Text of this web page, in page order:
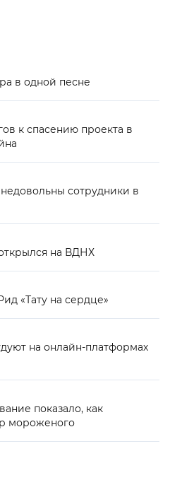
в одной песне
к спасению проекта в
сотрудники в
на ВДНХ
«Тату на сердце»
на онлайн-платформах
показало, как
мороженого